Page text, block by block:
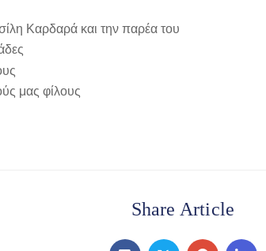
Καρδαρά και την παρέα του
μας φίλους
Share Article